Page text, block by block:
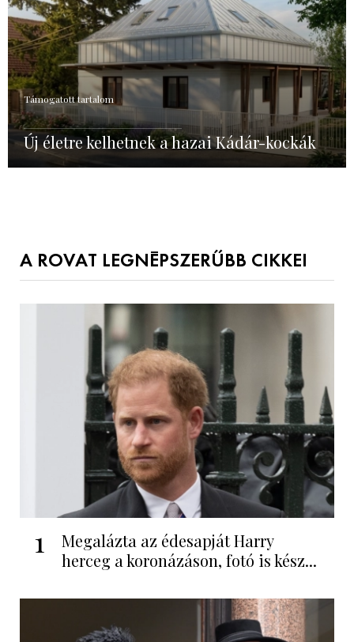
Támogatott tartalom
Új életre kelhetnek a hazai Kádár-kockák
A ROVAT LEGNÉPSZERŰBB CIKKEI
1
Megalázta az édesapját Harry
herceg a koronázáson, fotó is kész...